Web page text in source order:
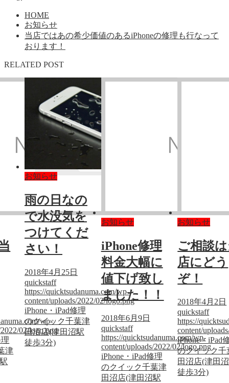
HOME
お知らせ
当店ではあの希少価値のあるiPhoneの修理も行なって
おります！
RELATED POST
wp-
02/logo.png
津
お知らせ
雨の日なの
で水没気を
つけてくだ
さい！
2018年4月25日
quickstaff
https://quicktsudanuma.com/wp-
content/uploads/2022/02/logo.png
iPhone・iPad修理
のクイック千葉津
田沼店(津田沼駅
徒歩3分)
お知らせ
iPhone修理
料金大幅に
値下げ致し
ました！！
2018年6月9日
quickstaff
https://quicktsudanuma.com/wp-
content/uploads/2022/02/logo.png
iPhone・iPad修理
のクイック千葉津
田沼店(津田沼駅
お知らせ
ご相談
店にどう
ぞ！
2018年4月2日
quickstaff
https://
content/
iPhone・iPad
のクイック千
田沼店(津田
徒歩3分)